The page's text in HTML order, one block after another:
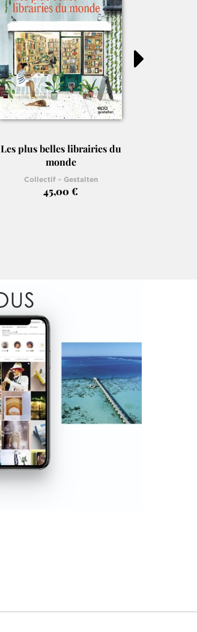
Les plus belles librairies du
monde
Collectif - Gestalten
45,00 €